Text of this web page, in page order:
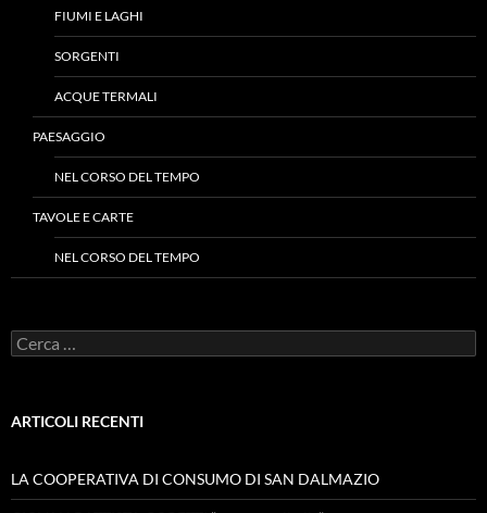
FIUMI E LAGHI
SORGENTI
ACQUE TERMALI
PAESAGGIO
NEL CORSO DEL TEMPO
TAVOLE E CARTE
NEL CORSO DEL TEMPO
Ricerca
per:
ARTICOLI RECENTI
LA COOPERATIVA DI CONSUMO DI SAN DALMAZIO